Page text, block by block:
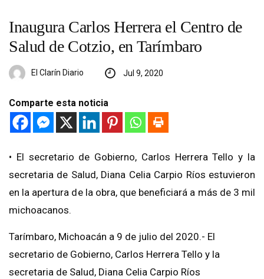
Inaugura Carlos Herrera el Centro de
Salud de Cotzio, en Tarímbaro
El Clarín Diario Jul 9, 2020
Comparte esta noticia
• El secretario de Gobierno, Carlos Herrera Tello y la
secretaria de Salud, Diana Celia Carpio Ríos estuvieron
en la apertura de la obra, que beneficiará a más de 3 mil
michoacanos.
Tarímbaro, Michoacán a 9 de julio del 2020.- El
secretario de Gobierno, Carlos Herrera Tello y la
secretaria de Salud, Diana Celia Carpio Ríos